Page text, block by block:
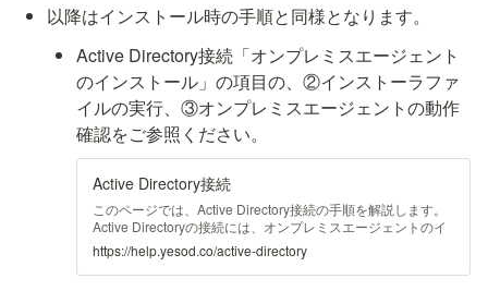
以降はインストール時の手順と同様となります。
Active Directory接続「オンプレミスエージェント
のインストール」の項目の、②インストーラファ
イルの実行、③オンプレミスエージェントの動作
確認をご参照ください。
Active Directory接続
このページでは、Active Directory接続の手順を解説します。
Active Directoryの接続には、オンプレミスエージェントのイ
ンストールが必要です。以下の手順に従って、接続を進めて
ください。 オンプレミスエージェントのインストール ①イン
ストールの準備 オンプレミスエージェントのインストールを
https://help.yesod.co/active-directory